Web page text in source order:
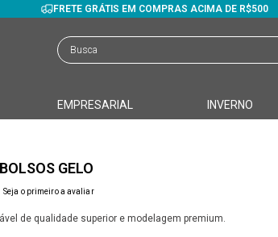
FRETE GRÁTIS EM COMPRAS ACIMA DE R$500
EMPRESARIAL INVERNO
GELO
Seja o primeiro a avaliar
de qualidade superior e modelagem premium.